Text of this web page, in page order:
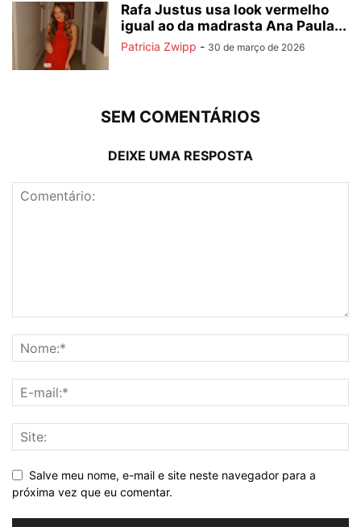
Rafa Justus usa look vermelho
igual ao da madrasta Ana Paula...
Patricia Zwipp - 30 de março de 2026
SEM COMENTÁRIOS
DEIXE UMA RESPOSTA
Salve meu nome, e-mail e site neste navegador para a
próxima vez que eu comentar.